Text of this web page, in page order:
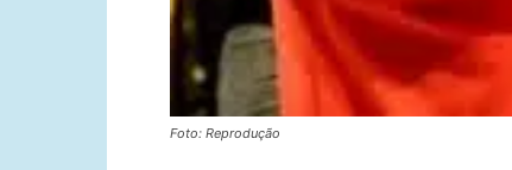
Foto: Reprodução